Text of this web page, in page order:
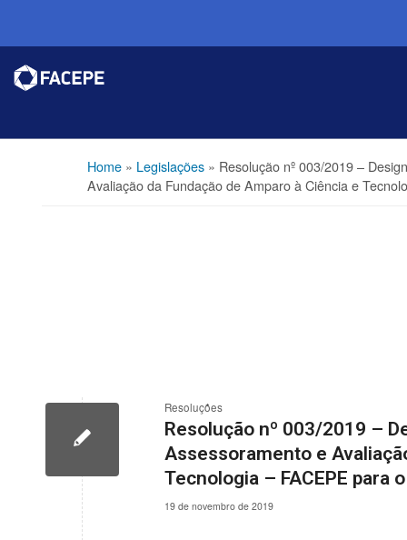
Home» Legislações» Resolução nº 003/2019 –
Avaliação da Fundação de Amparo à Ciência e
Resoluções
Resolução nº 003/2019 –
Assessoramento e
Tecnologia – FACEPE para
19 de novembro de 2019